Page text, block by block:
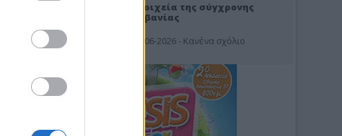
Στοιχεία της σύγχρονης
Αλβανίας
19-06-2026 - Κανένα σχόλιο